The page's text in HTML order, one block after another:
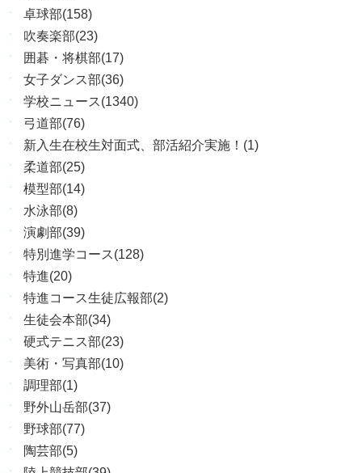
卓球部(158)
吹奏楽部(23)
囲碁・将棋部(17)
女子ダンス部(36)
学校ニュース(1340)
弓道部(76)
新入生在校生対面式、部活紹介実施！(1)
柔道部(25)
模型部(14)
水泳部(8)
演劇部(39)
特別進学コース(128)
特進(20)
特進コース生徒広報部(2)
生徒会本部(34)
硬式テニス部(23)
美術・写真部(10)
調理部(1)
野外山岳部(37)
野球部(77)
陶芸部(5)